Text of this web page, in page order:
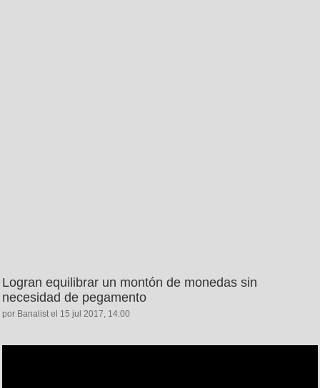
Logran equilibrar un montón de monedas sin
necesidad de pegamento
por Banalist el 15 jul 2017, 14:00